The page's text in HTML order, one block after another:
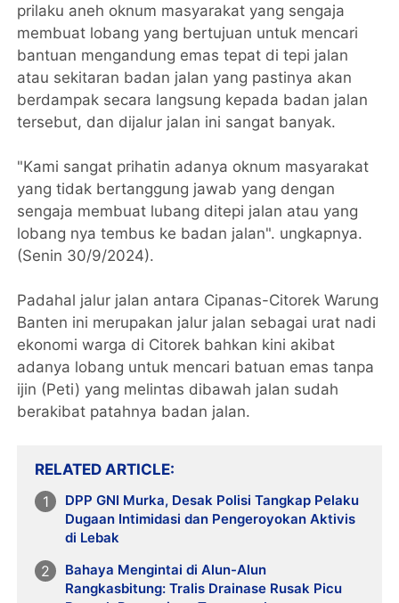
prilaku aneh oknum masyarakat yang sengaja
membuat lobang yang bertujuan untuk mencari
bantuan mengandung emas tepat di tepi jalan
atau sekitaran badan jalan yang pastinya akan
berdampak secara langsung kepada badan jalan
tersebut, dan dijalur jalan ini sangat banyak.
"Kami sangat prihatin adanya oknum masyarakat
yang tidak bertanggung jawab yang dengan
sengaja membuat lubang ditepi jalan atau yang
lobang nya tembus ke badan jalan". ungkapnya.
(Senin 30/9/2024).
Padahal jalur jalan antara Cipanas-Citorek Warung
Banten ini merupakan jalur jalan sebagai urat nadi
ekonomi warga di Citorek bahkan kini akibat
adanya lobang untuk mencari batuan emas tanpa
ijin (Peti) yang melintas dibawah jalan sudah
berakibat patahnya badan jalan.
RELATED ARTICLE
DPP GNI Murka, Desak Polisi Tangkap Pelaku
Dugaan Intimidasi dan Pengeroyokan Aktivis
di Lebak
Bahaya Mengintai di Alun-Alun
Rangkasbitung: Tralis Drainase Rusak Picu